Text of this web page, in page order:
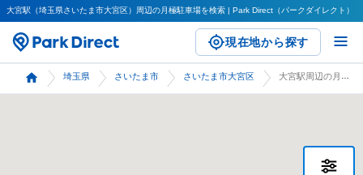
大宮駅（埼玉県さいたま市大宮区）周辺の月極駐車場を検索 | Park Direct（パークダイレクト）
現在地から探す
埼玉県 さいたま市 さいたま市大宮区